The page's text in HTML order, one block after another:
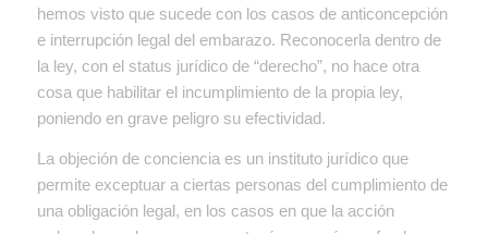
hemos visto que sucede con los casos de anticoncepción
e interrupción legal del embarazo. Reconocerla dentro de
la ley, con el status jurídico de “derecho”, no hace otra
cosa que habilitar el incumplimiento de la propia ley,
poniendo en grave peligro su efectividad.
La objeción de conciencia es un instituto jurídico que
permite exceptuar a ciertas personas del cumplimiento de
una obligación legal, en los casos en que la acción